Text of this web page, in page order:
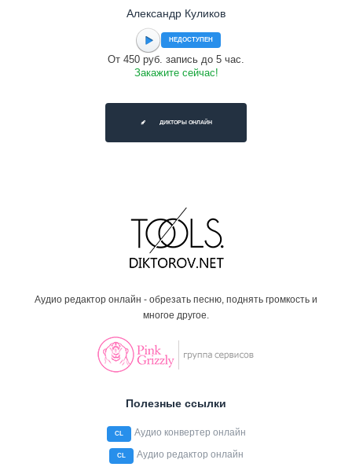
Александр Куликов
НЕДОСТУПЕН
От 450 руб. запись до 5 час.
Закажите сейчас!
ДИКТОРЫ ОНЛАЙН
Аудио редактор онлайн - обрезать песню, поднять громкость и
многое другое.
Полезные ссылки
CL Аудио конвертер онлайн
CL Аудио редактор онлайн